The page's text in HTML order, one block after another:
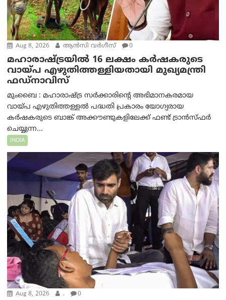
Aug 8, 2026 ആന്‍സി വര്‍ഗീസ് 0
മഹാരാഷ്ട്രയിൽ 16 ലക്ഷം കർഷകരുടെ
വായ്പ എഴുതിത്തള്ളിയതായി മുഖ്യമന്ത്രി
ഫഡ്‌നാവിസ്
മുംബൈ : മഹാരാഷ്ട്ര സർക്കാരിന്റെ അഭിമാനകരമായ
വായ്പ എഴുതിത്തള്ളൽ പദ്ധതി പ്രകാരം യോഗ്യരായ
കർഷകരുടെ ബാങ്ക് അക്കൗണ്ടുകളിലേക്ക് ഫണ്ട് ട്രാൻസ്ഫർ
ചെയ്യുന്ന...
INDIA
Aug 8, 2026 . 0